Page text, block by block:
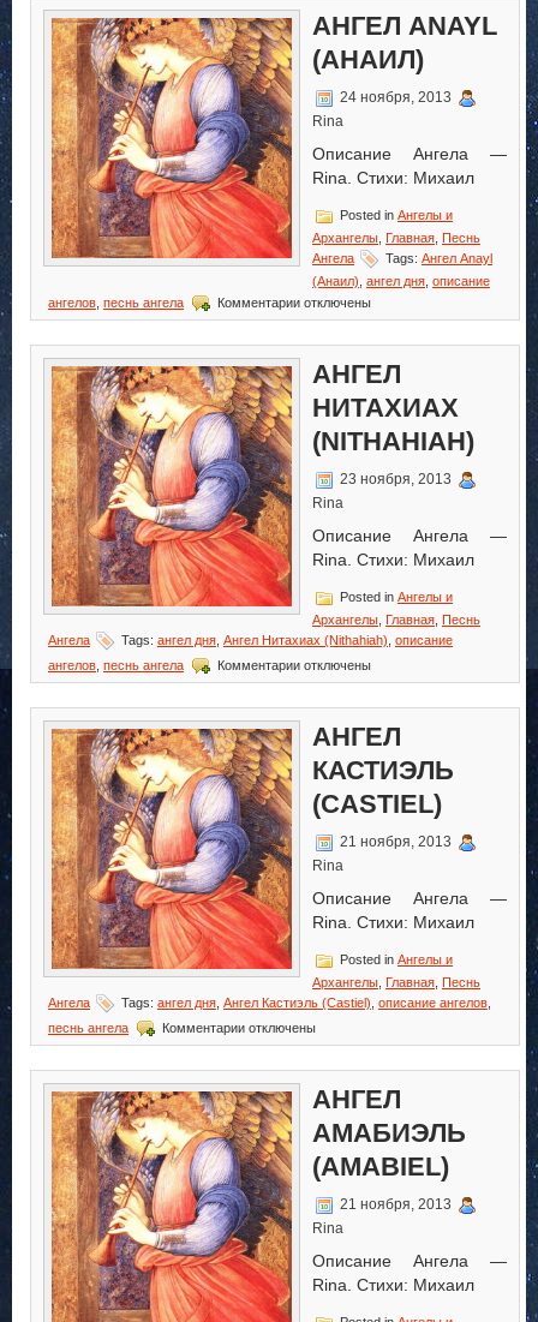
Бабель
(Babel)
АНГЕЛ ANAYL
(АНАИЛ)
24 ноября, 2013
Rina
Описание Ангела —
Rina. Стихи: Михаил
Posted in Ангелы и
Архангелы Главная Песнь
Ангела
Tags: Ангел Anayl
(Анаил) ангел дня описание
ангелов песнь ангела Комментариик
записи
Anayl
(Анаил)
отключены
АНГЕЛ
НИТАХИАХ
(NITHAHIAH)
23 ноября, 2013
Rina
Описание Ангела —
Rina. Стихи: Михаил
Posted in Ангелы и
Архангелы Главная Песнь
Ангела
Tags: ангел дня Ангел Нитахиах (Nithahiah) описание
ангелов песнь ангела Комментариик
записи
Нитахиах
(Nithahiah)
отключены
АНГЕЛ
КАСТИЭЛЬ
(CASTIEL)
21 ноября, 2013
Rina
Описание Ангела —
Rina. Стихи: Михаил
Posted in Ангелы и
Архангелы Главная Песнь
Ангела
Tags: ангел дня Ангел Кастиэль (Castiel) описание ангелов
песнь ангела
Комментариик
записи
Кастиэль
(Castiel)
отключены
АНГЕЛ
АМАБИЭЛЬ
(AMABIEL)
21 ноября, 2013
Rina
Описание Ангела —
Rina. Стихи: Михаил